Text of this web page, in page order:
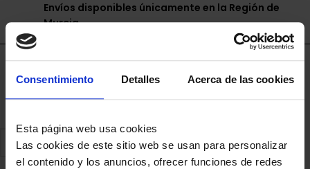
Consentimiento Detalles Acerca de las cookies
Esta página web usa cookies
Las cookies de este sitio web se usan para personalizar
el contenido y los anuncios, ofrecer funciones de redes
Envíos disponibles únicamente en la Región de
Murcia.
Financia a plazos con Cetelem
+ info